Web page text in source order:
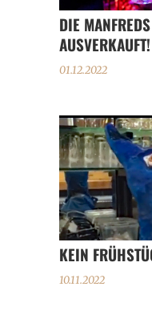
DIE
AUSVERKAUFT!
01.12.2022
KEIN
10.11.2022